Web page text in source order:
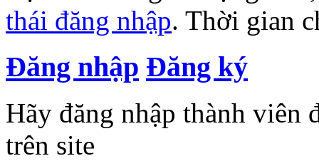
thái đăng nhập. Thời gian
Đăng nhập Đăng ký
Hãy đăng nhập thành viên
trên site